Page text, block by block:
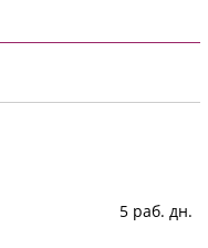
5 раб. дн.